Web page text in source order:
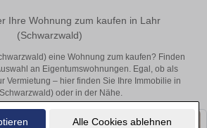
Alle Cookies ablehnen
Ihre Wohnung zum kaufen in Lahr
(Schwarzwald)
eine Wohnung zum kaufen? Finden
an Eigentumswohnungen. Egal, ob als
Vermietung – hier finden Sie Ihre Immobilie in
oder in der Nähe.